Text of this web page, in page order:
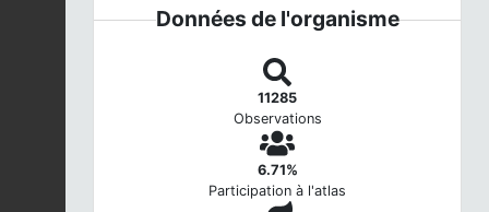
Données de l'organisme
11285
Observations
6.71%
Participation à l'atlas